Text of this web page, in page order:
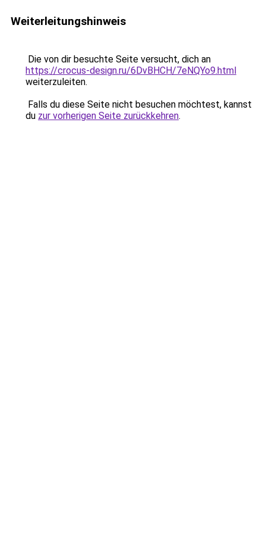
Weiterleitungshinweis
Die von dir besuchte Seite versucht, dich an
https://crocus-design.ru/6DvBHCH/7eNQYo9.html
weiterzuleiten.
Falls du diese Seite nicht besuchen möchtest, kannst
du zur vorherigen Seite zurückkehren.